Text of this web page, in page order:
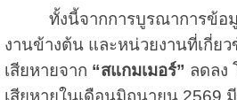
ทั้งนี้จากการบูรณาการข้อมูล
งานข้างต้น และหน่วยงานที่เกี่ย
เสียหายจาก “สแกมเมอร์” ลดลง
เสียหายในเดือนมิถุนายน 2569